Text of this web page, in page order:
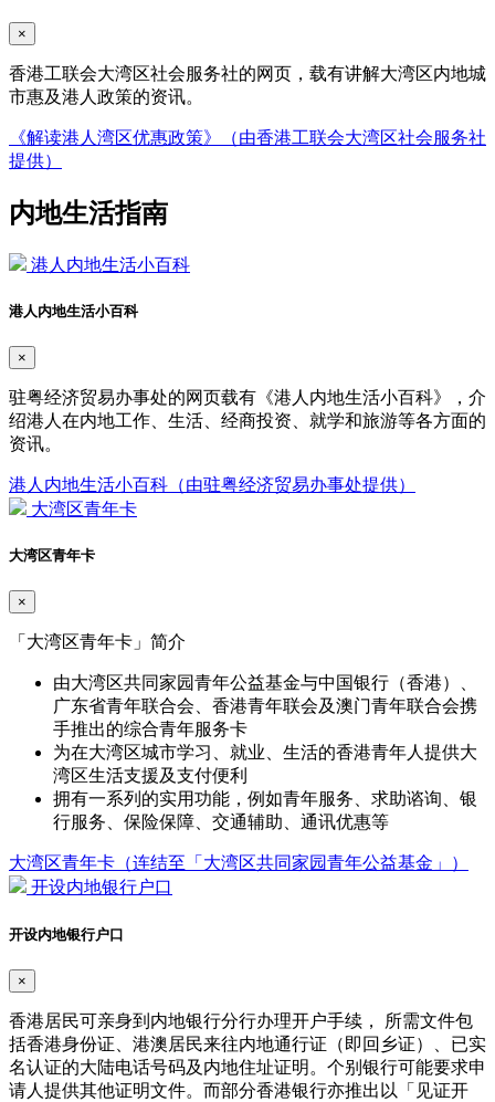
×
香港工联会大湾区社会服务社的网页，载有讲解大湾区内地城
市惠及港人政策的资讯。
《解读港人湾区优惠政策》（由香港工联会大湾区社会服务社
提供）
内地生活指南
港人内地生活小百科
港人内地生活小百科
×
驻粤经济贸易办事处的网页载有《港人内地生活小百科》，介
绍港人在内地工作、生活、经商投资、就学和旅游等各方面的
资讯。
港人内地生活小百科（由驻粤经济贸易办事处提供）
大湾区青年卡
大湾区青年卡
×
「大湾区青年卡」简介
由大湾区共同家园青年公益基金与中国银行（香港）、
广东省青年联合会、香港青年联会及澳门青年联合会携
手推出的综合青年服务卡
为在大湾区城市学习、就业、生活的香港青年人提供大
湾区生活支援及支付便利
拥有一系列的实用功能，例如青年服务、求助谘询、银
行服务、保险保障、交通辅助、通讯优惠等
大湾区青年卡（连结至「大湾区共同家园青年公益基金」）
开设内地银行户口
开设内地银行户口
×
香港居民可亲身到内地银行分行办理开户手续， 所需文件包
括香港身份证、港澳居民来往内地通行证（即回乡证）、已实
名认证的大陆电话号码及内地住址证明。个别银行可能要求申
请人提供其他证明文件。而部分香港银行亦推出以「见证开